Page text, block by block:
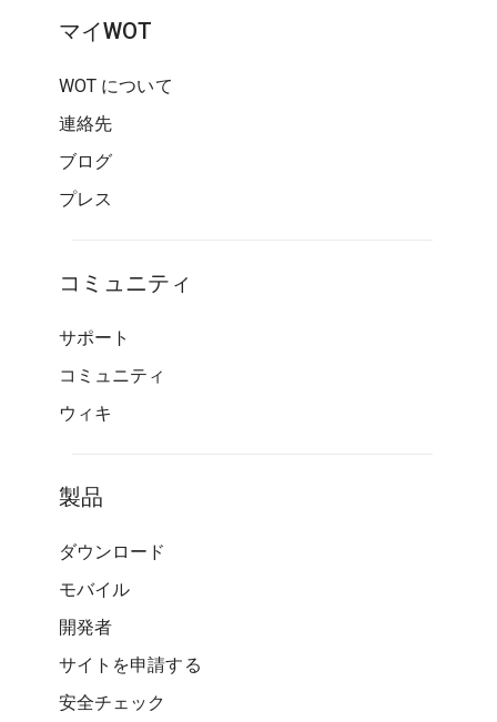
マイWOT
WOT について
連絡先
ブログ
プレス
コミュニティ
サポート
コミュニティ
ウィキ
製品
ダウンロード
モバイル
開発者
サイトを申請する
安全チェック